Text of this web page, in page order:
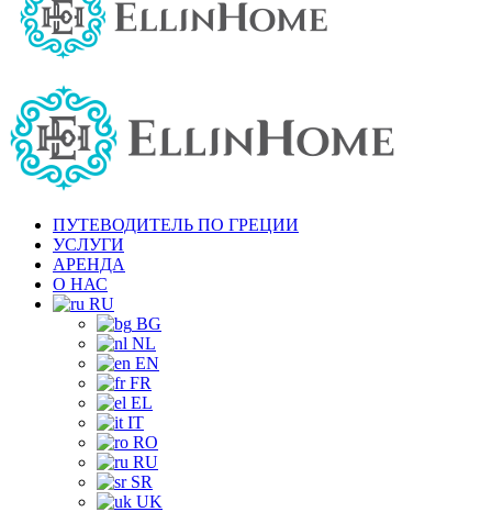
ПУТЕВОДИТЕЛЬ ПО ГРЕЦИИ
УСЛУГИ
АРЕНДА
О НАС
RU
BG
NL
EN
FR
EL
IT
RO
RU
SR
UK